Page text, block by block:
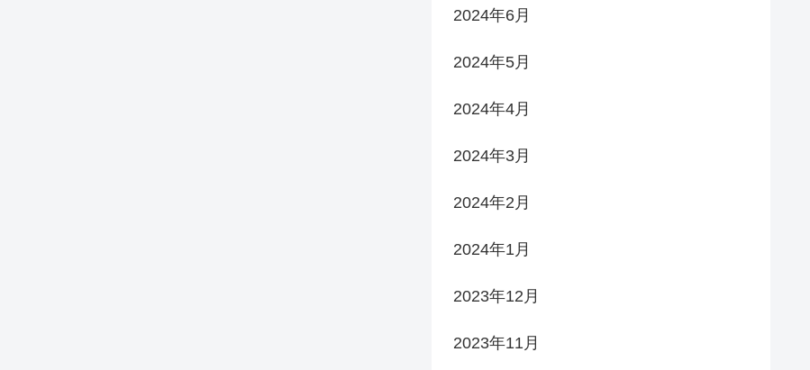
2024年6月
2024年5月
2024年4月
2024年3月
2024年2月
2024年1月
2023年12月
2023年11月